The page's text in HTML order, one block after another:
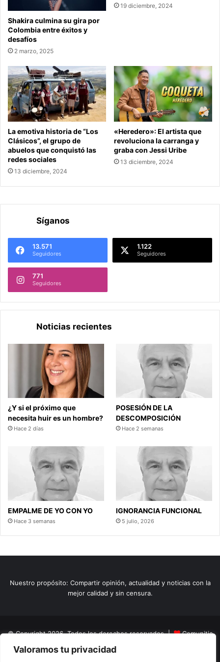
Valoramos tu privacidad
Shakira culmina su gira por
Colombia entre éxitos y
desafíos
2 marzo, 2025
19 diciembre, 2024
La emotiva historia de “Los
Clásicos”, el grupo de
abuelos que conquistó las
redes sociales
13 diciembre, 2024
«Heredero»: El artista que
revoluciona la carranga y
graba con Jessi Uribe
13 diciembre, 2024
Síganos
13.571
Seguidores
1.122
Seguidores
771
Seguidores
Noticias recientes
¿Y si el próximo que
necesita huir es un hombre?
Hace 2 días
POSESIÓN DE LA
DESCOMPOSICIÓN
Hace 2 semanas
EMPALME DE YO CON YO
Hace 3 semanas
IGNORANCIA FUNCIONAL
5 julio, 2026
Nuestro propósito: Compartir opinión, actualidad y noticias con la
mejor calidad y sin censura.
© Copyright 2026, Todos los derechos reservados |
Comunitic
SAS BICNit 901228106